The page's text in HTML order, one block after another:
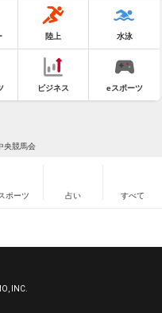
陸上 水泳
ビジネス eスポーツ
央競馬会
ポーツ 占い すべて
INC.